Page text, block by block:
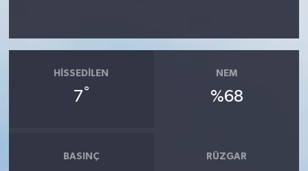
HISSEDILEN
7°
NEM
%68
BASINÇ RÜZGAR